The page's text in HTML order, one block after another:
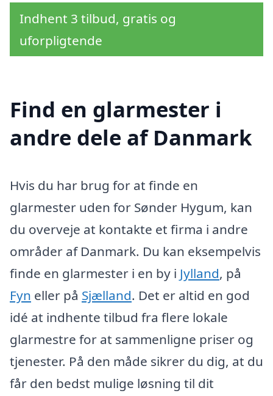
Indhent 3 tilbud, gratis og
uforpligtende
Find en glarmester i
andre dele af Danmark
Hvis du har brug for at finde en
glarmester uden for Sønder Hygum, kan
du overveje at kontakte et firma i andre
områder af Danmark. Du kan eksempelvis
finde en glarmester i en by i Jylland, på
Fyn eller på Sjælland. Det er altid en god
idé at indhente tilbud fra flere lokale
glarmestre for at sammenligne priser og
tjenester. På den måde sikrer du dig, at du
får den bedst mulige løsning til dit